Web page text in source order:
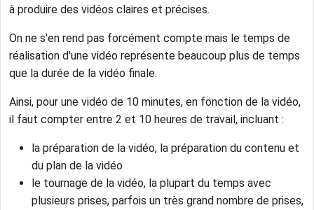
à produire des vidéos claires et précises.
On ne s'en rend pas forcément compte mais le temps de
réalisation d'une vidéo représente beaucoup plus de temps
que la durée de la vidéo finale.
Ainsi, pour une vidéo de 10 minutes, en fonction de la vidéo,
il faut compter entre 2 et 10 heures de travail, incluant :
la préparation de la vidéo, la préparation du contenu et
du plan de la vidéo
le tournage de la vidéo, la plupart du temps avec
plusieurs prises, parfois un très grand nombre de prises,